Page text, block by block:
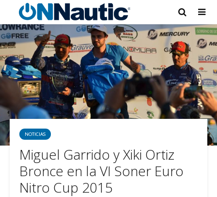
NOTICIAS
Miguel Garrido y Xiki Ortiz
Bronce en la VI Soner Euro
Nitro Cup 2015